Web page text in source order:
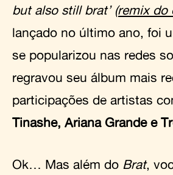
but also still brat’ (remix do
lançado no último ano, foi
se popularizou nas redes
regravou seu álbum mais
participações de artistas
Tinashe, Ariana Grande e
Ok… Mas além do Brat,